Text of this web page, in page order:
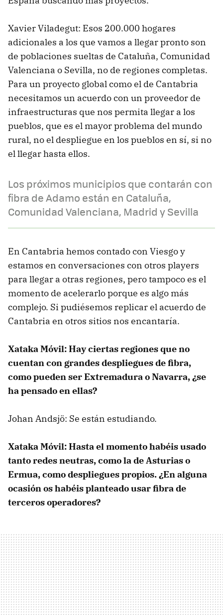
Xavier Viladegut: Esos 200.000 hogares
adicionales a los que vamos a llegar pronto son
de poblaciones sueltas de Cataluña, Comunidad
Valenciana o Sevilla, no de regiones completas.
Para un proyecto global como el de Cantabria
necesitamos un acuerdo con un proveedor de
infraestructuras que nos permita llegar a los
pueblos, que es el mayor problema del mundo
rural, no el despliegue en los pueblos en sí, si no
el llegar hasta ellos.
Los próximos municipios que contarán con
fibra de Adamo están en Cataluña,
Comunidad Valenciana, Madrid y Sevilla
En Cantabria hemos contado con Viesgo y
estamos en conversaciones con otros players
para llegar a otras regiones, pero tampoco es el
momento de acelerarlo porque es algo más
complejo. Si pudiésemos replicar el acuerdo de
Cantabria en otros sitios nos encantaría.
Xataka Móvil: Hay ciertas regiones que no
cuentan con grandes despliegues de fibra,
como pueden ser Extremadura o Navarra, ¿se
ha pensado en ellas?
Johan Andsjö: Se están estudiando.
Xataka Móvil: Hasta el momento habéis usado
tanto redes neutras, como la de Asturias o
Ermua, como despliegues propios. ¿En alguna
ocasión os habéis planteado usar fibra de
terceros operadores?